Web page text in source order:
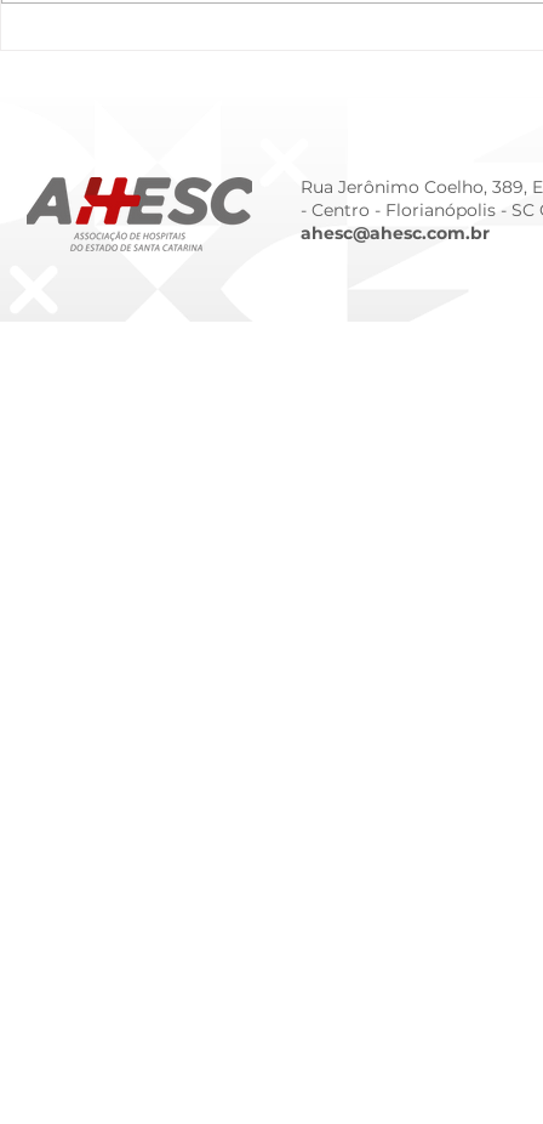
Rua Jerônimo Coelho, 389,
- Centro - Florianópolis - SC
ahesc@ahesc.com.br